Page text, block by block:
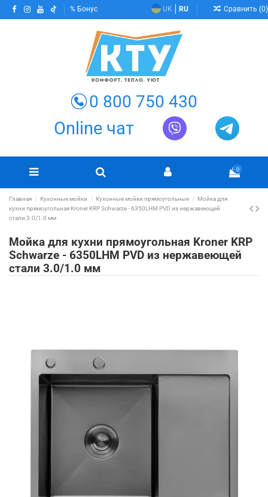
Бонус UK RU Сравнить (0)
0 800 750 430
Online чат
0
Главная Кухонные мойки Кухонные мойки прямоугольные
Мойка для
кухни прямоугольная Kroner KRP Schwarze - 6350LHM PVD из нержавеющей
стали 3.0/1.0 мм
Мойка для кухни прямоугольная Kroner KRP
Schwarze - 6350LHM PVD из нержавеющей
стали 3.0/1.0 мм